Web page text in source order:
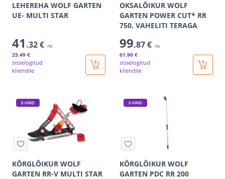
LEHEREHA WOLF GARTEN
UE- MULTI STAR
41 .32 € /tk
25.49 €
sisselogitud
kliendile
OKSALÕIKUR WOLF
GARTEN POWER CUT* RR
750, VAHELITI TERAGA
99.87 € /tk
61.90 €
sisselogitud
kliendile
E-HIND
KÕRGLÕIKUR WOLF
GARTEN RR-V MULTI STAR
E-HIND
KÕRGLÕIKUR WOLF
GARTEN PDC RR 200